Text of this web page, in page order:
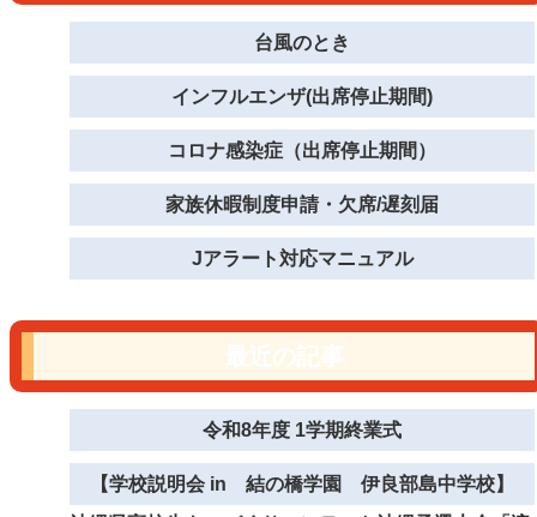
台風のとき
インフルエンザ(出席停止期間)
コロナ感染症（出席停止期間）
家族休暇制度申請・欠席/遅刻届
Jアラート対応マニュアル
令和8年度 1学期終業式
【学校説明会 in 結の橋学園 伊良部島中学校】